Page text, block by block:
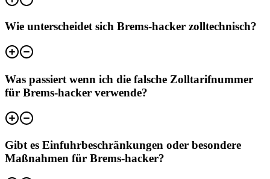
Wie unterscheidet sich Brems-hacker zolltechnisch?
Was passiert wenn ich die falsche Zolltarifnummer
für Brems-hacker verwende?
Gibt es Einfuhrbeschränkungen oder besondere
Maßnahmen für Brems-hacker?